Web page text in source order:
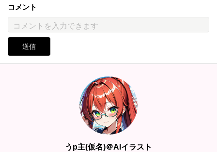
コメント
送信
うp主(仮名)＠AIイラスト